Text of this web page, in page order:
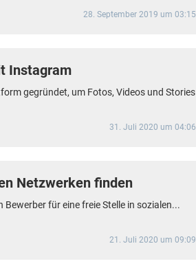
28. September 2019 um 03:15
Instagram
gegründet, um Fotos, Videos und Stories
31. Juli 2020 um 04:06
Netzwerken finden
Bewerber für eine freie Stelle in sozialen...
21. Juli 2020 um 09:09